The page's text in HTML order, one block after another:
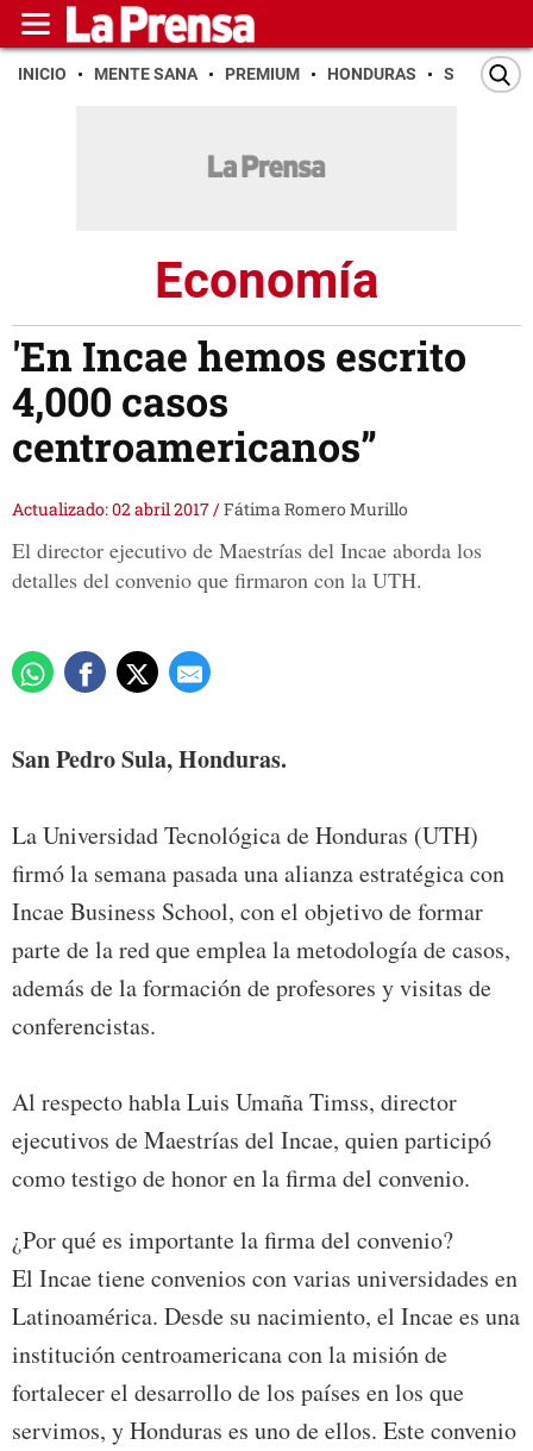
INICIO MENTE SANA PREMIUM HONDURAS SAN PEDRO
Economía
'En Incae hemos escrito
4,000 casos
centroamericanos”
Actualizado: 02 abril 2017/Fátima Romero Murillo
El director ejecutivo de Maestrías del Incae aborda los
detalles del convenio que firmaron con la UTH.
San Pedro Sula, Honduras.
La Universidad Tecnológica de Honduras (UTH)
firmó la semana pasada una alianza estratégica con
Incae Business School, con el objetivo de formar
parte de la red que emplea la metodología de casos,
además de la formación de profesores y visitas de
conferencistas.
Al respecto habla Luis Umaña Timss, director
ejecutivos de Maestrías del Incae, quien participó
como testigo de honor en la firma del convenio.
¿Por qué es importante la firma del convenio?
El Incae tiene convenios con varias universidades en
Latinoamérica. Desde su nacimiento, el Incae es una
institución centroamericana con la misión de
fortalecer el desarrollo de los países en los que
servimos, y Honduras es uno de ellos. Este convenio